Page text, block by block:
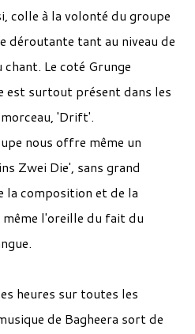
colle à la volonté du groupe
déroutante tant au niveau de
Le coté Grunge
est surtout présent dans les
'Drift'.
nous offre même un
Zwei Die', sans grand
la composition et de la
l'oreille du fait du
heures sur toutes les
de Bagheera sort de